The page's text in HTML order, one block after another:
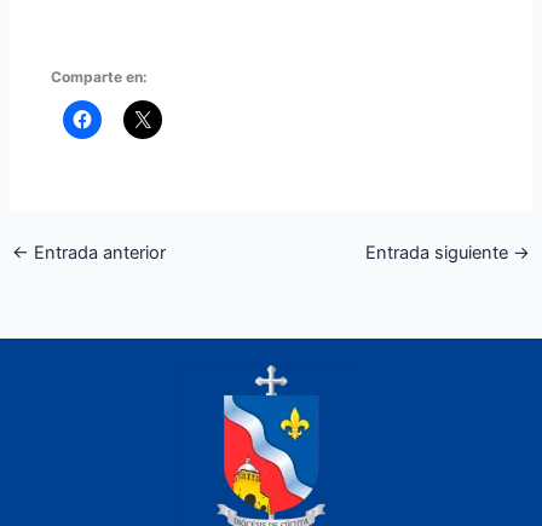
Comparte en:
← Entrada anterior Entrada siguiente →